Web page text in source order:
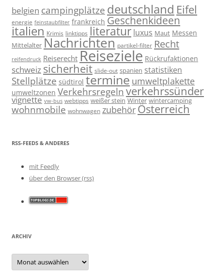
belgien campingplätze deutschland Eifel
energie feinstaubfilter frankreich Geschenkideen
italien Krimis linktipps literatur luxus Maut Messen
Mittelalter Nachrichten partikel-filter Recht
reifendruck Reiserecht Reiseziele Rückrufaktionen
schweiz sicherheit slide-out spanien statistiken
Stellplätze südtirol termine umweltplakette
umweltzonen Verkehrsregeln verkehrssünder
vignette vw-bus webtipps weißer stein Winter wintercamping
wohnmobile wohnwagen zubehör Österreich
RSS-FEEDS & ANDERES
mit Feedly
über den Browser (rss)
ARCHIV
Archiv